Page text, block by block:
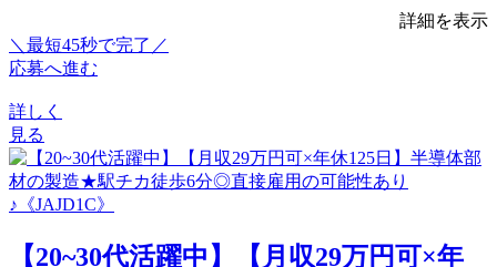
詳細を表示
＼最短45秒で完了／
応募へ進む
詳しく
見る
【20~30代活躍中】【月収29万円可×年